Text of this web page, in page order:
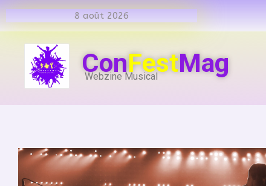
8 août 2026
ConFestMag
Webzine Musical